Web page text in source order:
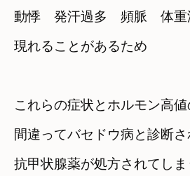
動悸　発汗過多　頻脈　体
これらの症状とホルモン高値
間違ってバセドウ病と診断さ
抗甲状腺薬が処方されてし